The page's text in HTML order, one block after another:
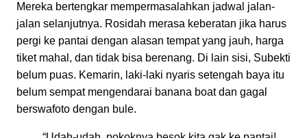
Mereka bertengkar mempermasalahkan jadwal jalan-
jalan selanjutnya. Rosidah merasa keberatan jika harus
pergi ke pantai dengan alasan tempat yang jauh, harga
tiket mahal, dan tidak bisa berenang. Di lain sisi, Subekti
belum puas. Kemarin, laki-laki nyaris setengah baya itu
belum sempat mengendarai banana boat dan gagal
berswafoto dengan bule.